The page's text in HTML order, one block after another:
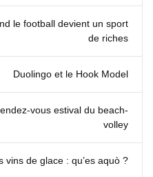
le football devient un sport
de riches
Duolingo et le Hook Model
estival du beach-
volley
vins de glace : qu’es aquò ?